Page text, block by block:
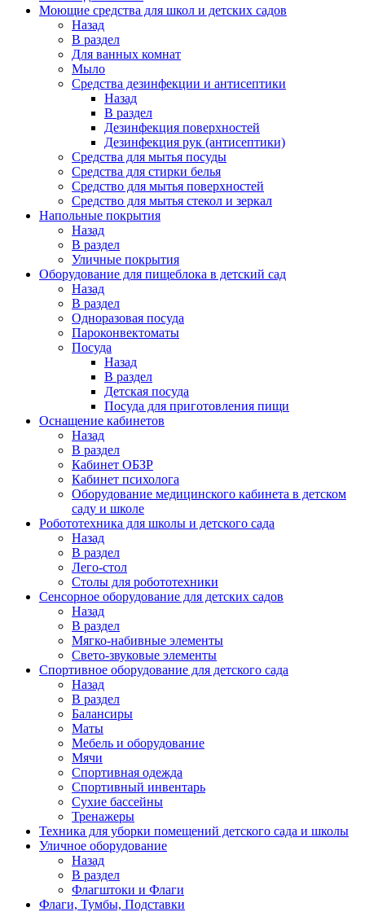
Моющие средства для школ и детских садов
Назад
В раздел
Для ванных комнат
Мыло
Средства дезинфекции и антисептики
Назад
В раздел
Дезинфекция поверхностей
Дезинфекция рук (антисептики)
Средства для мытья посуды
Средства для стирки белья
Средство для мытья поверхностей
Средство для мытья стекол и зеркал
Напольные покрытия
Назад
В раздел
Уличные покрытия
Оборудование для пищеблока в детский сад
Назад
В раздел
Одноразовая посуда
Пароконвектоматы
Посуда
Назад
В раздел
Детская посуда
Посуда для приготовления пищи
Оснащение кабинетов
Назад
В раздел
Кабинет ОБЗР
Кабинет психолога
Оборудование медицинского кабинета в детском
саду и школе
Робототехника для школы и детского сада
Назад
В раздел
Лего-стол
Столы для робототехники
Сенсорное оборудование для детских садов
Назад
В раздел
Мягко-набивные элементы
Свето-звуковые элементы
Спортивное оборудование для детского сада
Назад
В раздел
Балансиры
Маты
Мебель и оборудование
Мячи
Спортивная одежда
Спортивный инвентарь
Сухие бассейны
Тренажеры
Техника для уборки помещений детского сада и школы
Уличное оборудование
Назад
В раздел
Флагштоки и Флаги
Флаги, Тумбы, Подставки